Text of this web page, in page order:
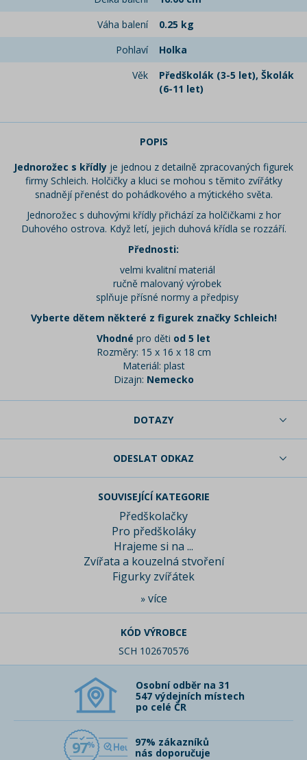
Váha balení
0.25 kg
Pohlaví
Holka
Věk
Předškolák (3-5 let), Školák
(6-11 let)
POPIS
Jednorožec s křídly je jednou z detailně zpracovaných figurek
firmy Schleich. Holčičky a kluci se mohou s těmito zvířátky
snadnějí přenést do pohádkového a mýtického světa.
Jednorožec s duhovými křídly přichází za holčičkami z hor
Duhového ostrova. Když letí, jejich duhová křídla se rozzáří.
Přednosti:
velmi kvalitní materiál
ručně malovaný výrobek
splňuje přísné normy a předpisy
Vyberte dětem některé z figurek značky Schleich!
Vhodné pro děti od 5 let
Rozměry: 15 x 16 x 18 cm
Materiál: plast
Dizajn: Nemecko
DOTAZY
ODESLAT ODKAZ
SOUVISEJÍCÍ KATEGORIE
Předškolačky
Pro předškoláky
Hrajeme si na ...
Zvířata a kouzelná stvoření
Figurky zvířátek
» více
KÓD VÝROBCE
SCH 102670576
Osobní odběr na 31
547 výdejních místech
po celé ČR
97
97% zákazníků
nás doporučuje